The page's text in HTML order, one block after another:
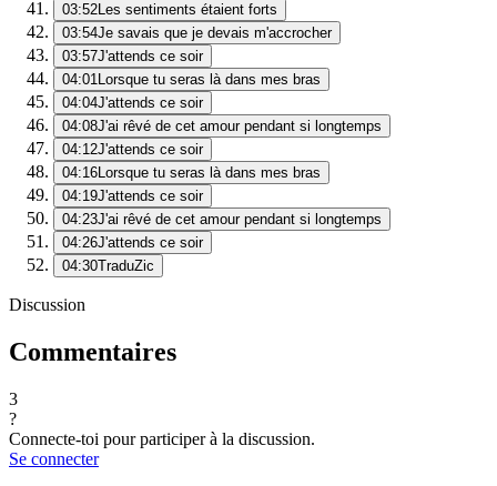
03:52Les sentiments étaient forts
03:54Je savais que je devais m'accrocher
03:57J'attends ce soir
04:01Lorsque tu seras là dans mes bras
04:04J'attends ce soir
04:08J'ai rêvé de cet amour pendant si longtemps
04:12J'attends ce soir
04:16Lorsque tu seras là dans mes bras
04:19J'attends ce soir
04:23J'ai rêvé de cet amour pendant si longtemps
04:26J'attends ce soir
04:30TraduZic
Discussion
Commentaires
3
?
Connecte-toi pour participer à la discussion.
Se connecter